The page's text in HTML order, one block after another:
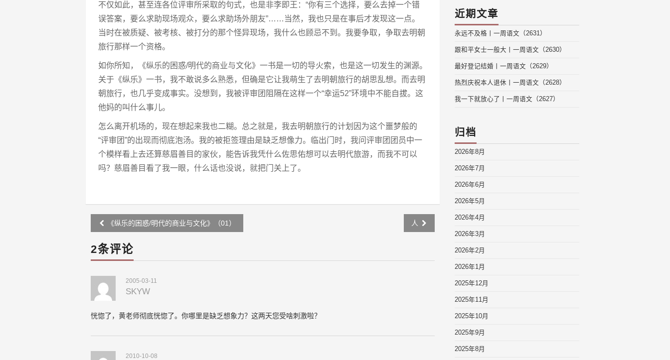
不仅如此，甚至连各位评审所采取的句式，也是非李即王：“你有三个选择，要么去掉一个错
误答案，要么求助现场观众，要么求助场外朋友”……当然，我也只是在事后才发现这一点。
当时在被质疑、被考核、被打分的那个怪异现场，我什么也顾忌不到。我要争取，争取去明朝
旅行那样一个资格。
如你所知，《纵乐的困惑/明代的商业与文化》一书是一切的导火索，也是这一切发生的渊源。
关于《纵乐》一书，我不敢说多么熟悉，但确是它让我萌生了去明朝旅行的胡思乱想。而去明
朝旅行，也几乎变成事实。没想到，我被评审团阻隔在这样一个“幸运52”环境中不能自拔。这
他妈的叫什么事儿。
怎么离开机场的，现在想起来我也二糊。总之就是，我去明朝旅行的计划因为这个噩梦般的
“评审团”的出现而彻底泡汤。我的被拒签理由是缺乏想像力。临出门时，我问评审团团员中一
个模样看上去还算慈眉善目的家伙，能告诉我凭什么佐思佑想可以去明代旅游，而我不可以
吗？慈眉善目看了我一眼，什么话也没说，就把门关上了。
Post
navigation
《纵乐的困惑/明代的商业与文化》（01） 人
2条评论
2005-03-11
SKYW
恍惚了，黄老师彻底恍惚了。你哪里是缺乏想象力？这两天您受啥刺激啦？
2010-10-08
近期文章
永远不及格丨一周语文（2631）
跟和平女士一般大丨一周语文（2630）
最好登记结婚丨一周语文（2629）
热烈庆祝本人退休丨一周语文（2628）
我一下就放心了丨一周语文（2627）
归档
2026年8月
2026年7月
2026年6月
2026年5月
2026年4月
2026年3月
2026年2月
2026年1月
2025年12月
2025年11月
2025年10月
2025年9月
2025年8月